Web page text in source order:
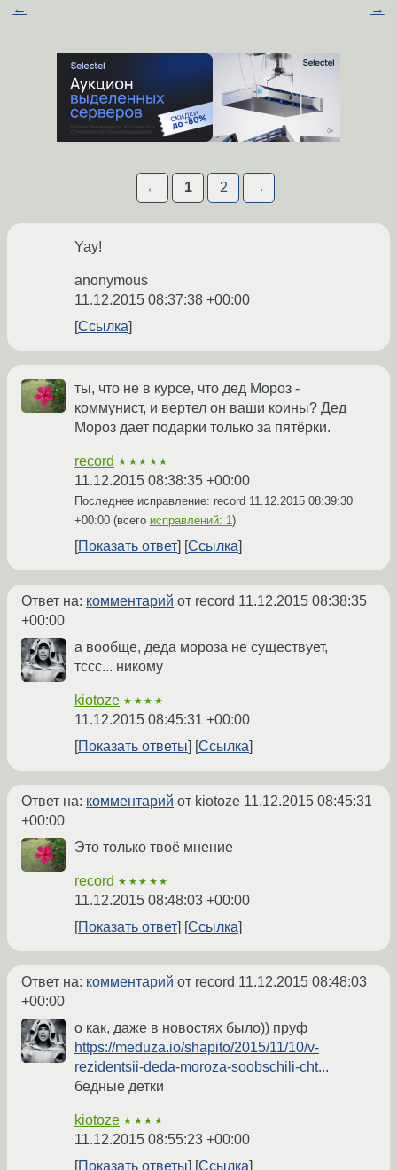
← →
← 1 2 →
Yay!
anonymous
11.12.2015 08:37:38 +00:00
Ссылка
ты, что не в курсе, что дед Мороз -
коммунист, и вертел он ваши коины? Дед
Мороз дает подарки только за пятёрки.
record ★★★★★
11.12.2015 08:38:35 +00:00
Последнее исправление: record 11.12.2015 08:39:30
+00:00 (всего исправлений: 1)
Показать ответ Ссылка
Ответ на: комментарий от record 11.12.2015 08:38:35
+00:00
а вообще, деда мороза не существует,
тссс... никому
kiotoze ★★★★
11.12.2015 08:45:31 +00:00
Показать ответы
Ссылка
Ответ на: комментарий от kiotoze 11.12.2015 08:45:31
+00:00
Это только твоё мнение
record ★★★★★
11.12.2015 08:48:03 +00:00
Показать ответ
Ссылка
Ответ на: комментарий от record 11.12.2015 08:48:03
+00:00
о как, даже в новостях было)) пруф
https://meduza.io/shapito/2015/11/10/v-
rezidentsii-deda-moroza-soobschili-cht...
бедные детки
kiotoze ★★★★
11.12.2015 08:55:23 +00:00
Показать ответы
Ссылка